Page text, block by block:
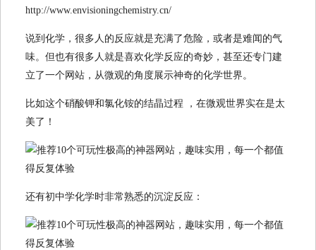
http://www.envisioningchemistry.cn/
说到化学，很多人的反应就是充满了危险，或者是难闻的气
味。但也有很多人就是喜欢化学反应的奇妙，甚至还专门建
立了一个网站，从微观的角度展示神奇的化学世界。
比如这个硝酸钾和氯化铵的结晶过程 ，在微观世界实在是太
美了！
还有初中学化学时非常熟悉的沉淀反应：